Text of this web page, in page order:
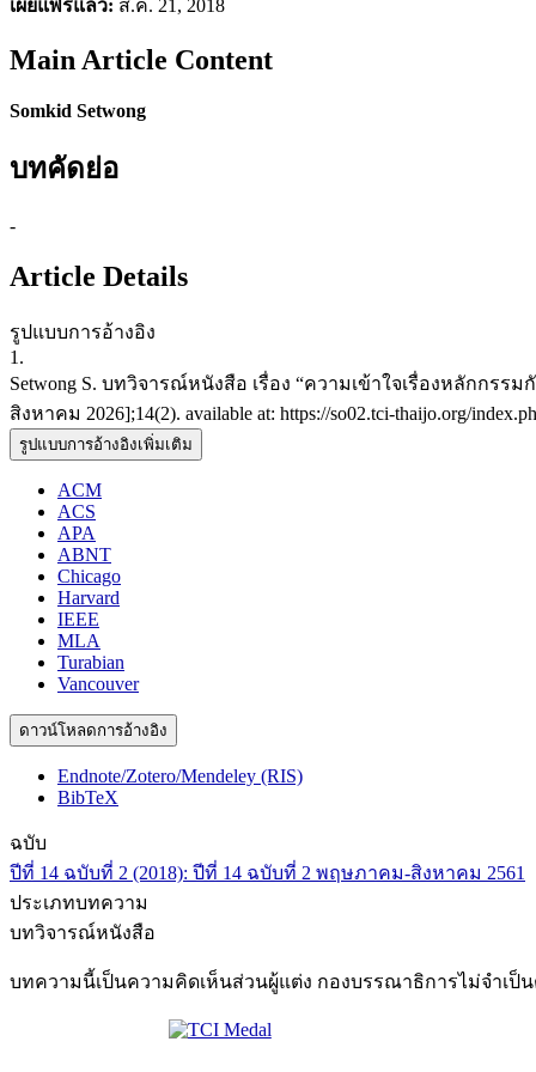
เผยแพร่แล้ว: ส.ค. 21, 2018
Main Article Content
Somkid Setwong
บทคัดย่อ
-
Article Details
รูปแบบการอ้างอิง
1.
Setwong S. บทวิจารณ์หนังสือ เรื่อง “ความเข้าใจเรื่องหลักกร
สิงหาคม 2026];14(2). available at: https://so02.tci-thaijo.org/
รูปแบบการอ้างอิงเพิ่มเติม
ACM
ACS
APA
ABNT
Chicago
Harvard
IEEE
MLA
Turabian
Vancouver
ดาวน์โหลดการอ้างอิง
Endnote/Zotero/Mendeley (RIS)
BibTeX
ฉบับ
ปีที่ 14 ฉบับที่ 2 (2018): ปีที่ 14 ฉบับที่ 2 พฤษภาคม-สิงหาคม 2561
ประเภทบทความ
บทวิจารณ์หนังสือ
บทความนี้เป็นความคิดเห็นส่วนผู้แต่ง กองบรรณาธิการไม่จำเป็น